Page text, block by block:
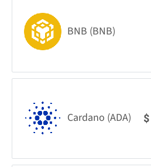
BNB (BNB)
Cardano (ADA) $